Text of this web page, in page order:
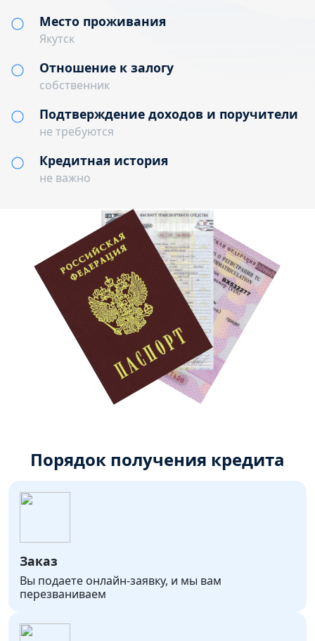
Место проживания
Якутск
Отношение к залогу
собственник
Подтверждение доходов и поручители
не требуются
Кредитная история
не важно
Порядок получения кредита
Заказ
Вы подаете онлайн-заявку, и мы вам
перезваниваем